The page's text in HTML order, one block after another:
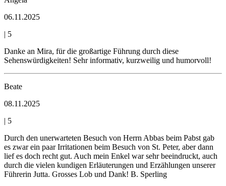
06.11.2025
| 5
Danke an Mira, für die großartige Führung durch diese
Sehenswürdigkeiten! Sehr informativ, kurzweilig und humorvoll!
Beate
08.11.2025
| 5
Durch den unerwarteten Besuch von Herrn Abbas beim Pabst gab
es zwar ein paar Irritationen beim Besuch von St. Peter, aber dann
lief es doch recht gut. Auch mein Enkel war sehr beeindruckt, auch
durch die vielen kundigen Erläuterungen und Erzählungen unserer
Führerin Jutta. Grosses Lob und Dank! B. Sperling